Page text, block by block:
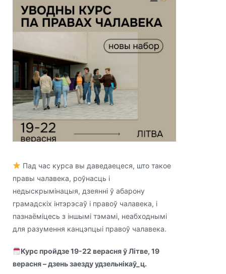
Пад час курса вы даведаецеся, што такое
правы чалавека, роўнасць і
недыскрымінацыя, дзеянні ў абарону
грамадскіх інтэрэсаў і правоў чалавека, і
пазнаёміцесь з іншымі тэмамі, неабходнымі
для разумення канцэпцыі правоў чалавека.
Курс пройдзе 19-22 верасня ў Літве, 19
верасня – дзень заезду удзельнікаў_ц.